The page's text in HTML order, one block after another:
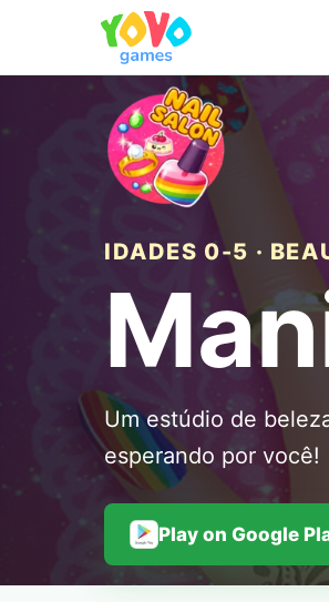
IDADES 0-5 ·
Um estúdio de
esperando por você!
Play on Google